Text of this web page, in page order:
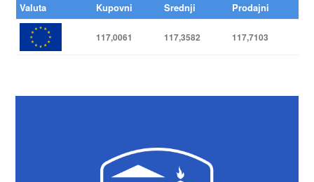
Valuta Kupovni Srednji Prodajni
117,0061 117,3582 117,7103